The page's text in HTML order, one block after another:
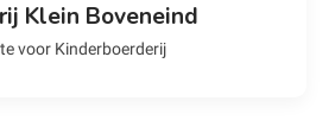
Klein Boveneind
voor Kinderboerderij